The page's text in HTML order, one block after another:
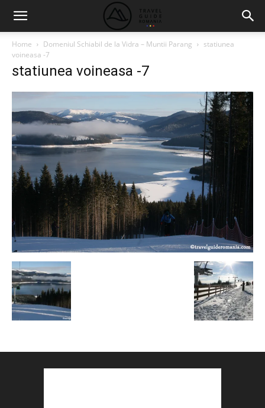
Home Domeniul Schiabil de la Vidra – Muntii Parang
statiunea
voineasa -7
statiunea voineasa -7